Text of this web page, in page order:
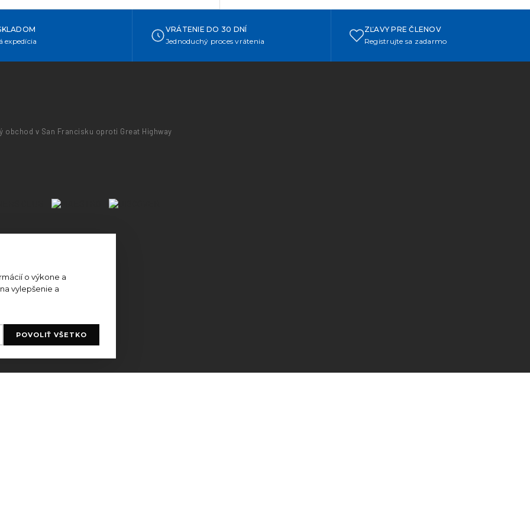
expedícia
VRÁTENIE DO 30 DNÍ
Jednoduchý proces vrátenia
ZĽAVY PRE ČLENOV
Registrujte sa zadarmo
obchod v San Francisku oproti Great Highway
o výkone a
vylepšenie a
POVOLIŤ VŠETKO